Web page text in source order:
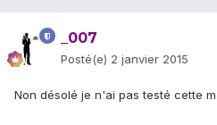
_007
Posté(e) 2 janvier 2015
Non désolé je n'ai pas testé cette